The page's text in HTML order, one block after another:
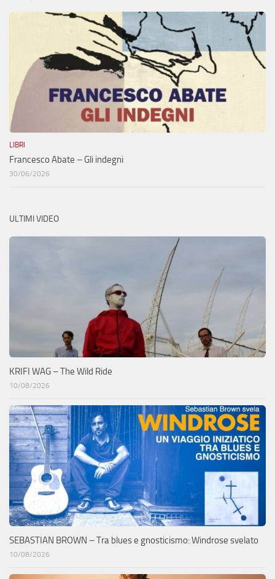
LIBRI
Francesco Abate – Gli indegni
30/06/2026
ULTIMI VIDEO
KRIFI WAG – The Wild Ride
10/08/2026
SEBASTIAN BROWN – Tra blues e gnosticismo: Windrose svelato
10/08/2026